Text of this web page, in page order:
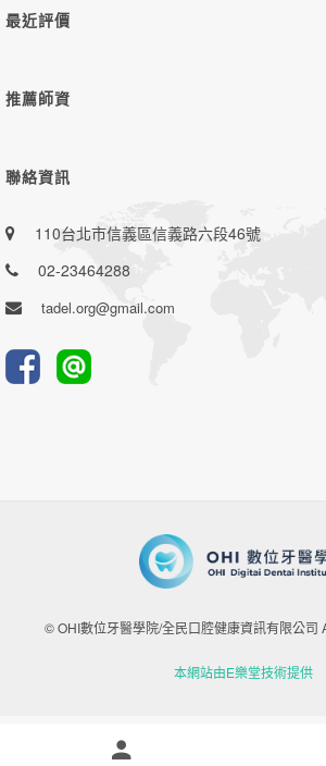
最近評價
推薦師資
聯絡資訊
110台北市信義區信義路六段46號
02-23464288
tadel.org@gmail.com
© OHI數位牙醫學院/全民口腔健康資訊有限公司
本網站由E樂堂技術提供